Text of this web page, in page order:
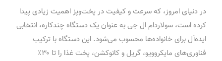
در دنیای امروز، که سرعت و کیفیت در پخت‌وپز اهمیت زیادی پیدا
کرده است، سولاردام ال جی به عنوان یک دستگاه چندکاره، انتخابی
ایده‌آل برای خانواده‌ها محسوب می‌شود. این دستگاه با ترکیب
فناوری‌های مایکروویو، گریل و کانوکشن، پخت غذا را تا ۳۰٪